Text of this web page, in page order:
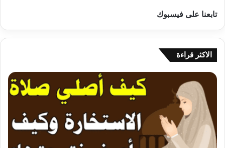
تابعنا على فيسبوك
الاكثر قراءة